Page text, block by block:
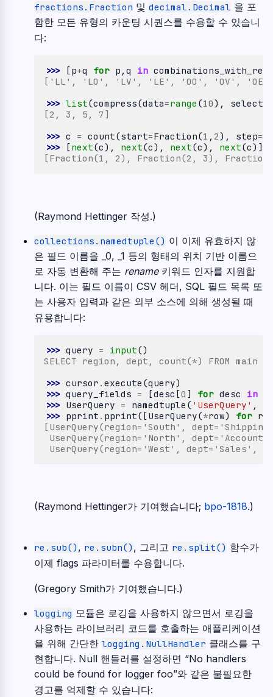
fractions.Fraction 및 decimal.Decimal 을 포
함한 모든 유형의 카운팅 시퀀스를 수용할 수 있습니
다:
>>> [p+q for p ,q in
['LL', 'LO', 'LV', 'LE', 'OO', 'OV',
>>> list(compress(data=range (10),
[2, 3, 5, 7]
>>> c = count(start=Fraction(1 , 2), step=
>>>
[next(c), next(c), next(c), next(c)]
[Fraction(1, 2), Fraction(2, 3),
(Raymond Hettinger 작성.)
collections.namedtuple() 이 이제 유효하지 않
은 필드 이름을 _0, _1 등의 형태의 위치 기반 이름으
로 자동 변환해 주는 rename키워드 인자를 지원합
니다. 이는 필드 이름이 CSV 헤더, SQL 필드 목록 또
는 사용자 입력과 같은 외부 소스에 의해 생성될 때
유용합니다:
>>> query = input()
SELECT region, dept, count(*) FROM main
>>> cursor . execute (query)
>>> query_fields = [desc [0 ] for desc in
>>> UserQuery = namedtuple ( 'UserQuery' ,
>>> pprint . pprint([UserQuery(*row) for
[UserQuery(region='South',
UserQuery(region='North',
UserQuery(region='West', dept='Sales',
(Raymond Hettinger가 기여했습니다; bpo-1818.)
re.sub() , re.subn() , 그리고 re.split() 함수가
이제 flags 파라미터를 수용합니다.
(Gregory Smith가 기여했습니다.)
logging 모듈은 로깅을 사용하지 않으면서 로깅을
사용하는 라이브러리 코드를 호출하는 애플리케이션
을 위해 간단한 logging.NullHandler 클래스를 구
현합니다. Null 핸들러를 설정하면 “No handlers
could be found for logger foo”와 같은 불필요한
경고를 억제할 수 있습니다: